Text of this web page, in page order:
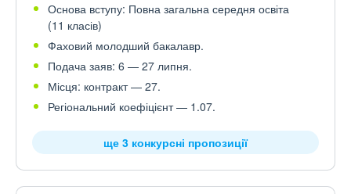
Основа вступу: Повна загальна середня освіта
(11 класів)
Фаховий молодший бакалавр.
Подача заяв: 6 — 27 липня.
Місця: контракт — 27.
Регіональний коефіцієнт — 1.07.
ще 3 конкурсні пропозиції